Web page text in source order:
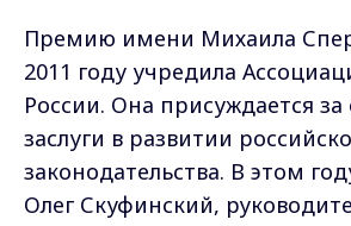
Премию имени Михаила
2011 году учредила
России. Она присуждается за
заслуги в развитии
законодательства. В этом
Олег Скуфинский,